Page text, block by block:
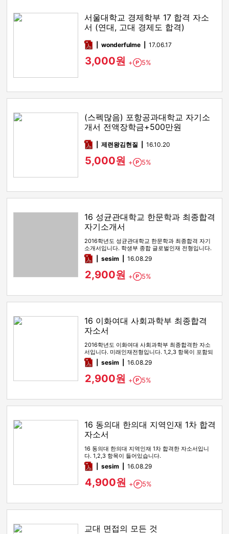
서울대학교 경제학부 17 합격 자소
서 (연대, 고대 경제도 합격)
pdfwonderfulme 17.06.17
3,000원 + Point
5%
(스펙많음) 포항공과대학교 자기소
개서 전액장학금+500만원
pdf제련왕김현질 16.10.20
5,000원 + Point
5%
16 성균관대학교 한문학과 최종합격
자기소개서
2016학년도 성균관대학교 한문학과 최종합격 자기
소개서입니다. 학생부 종합 글로벌인재 전형입니다.
1,2,3 항목이 포함되어…
pdfsesim 16.08.29
2,900원 + Point
5%
16 이화여대 사회과학부 최종합격
자소서
2016학년도 이화여대 사회과학부 최종합격한 자소
서입니다. 미래인재전형입니다. 1,2,3 항목이 포함되
어있습니다.
pdfsesim 16.08.29
2,900원 + Point
5%
16 동의대 한의대 지역인재 1차 합격
자소서
16 동의대 한의대 지역인재 1차 합격한 자소서입니
다. 1,2,3 항목이 들어있습니다.
pdfsesim 16.08.29
4,900원 + Point
5%
교대 면접의 모든 것